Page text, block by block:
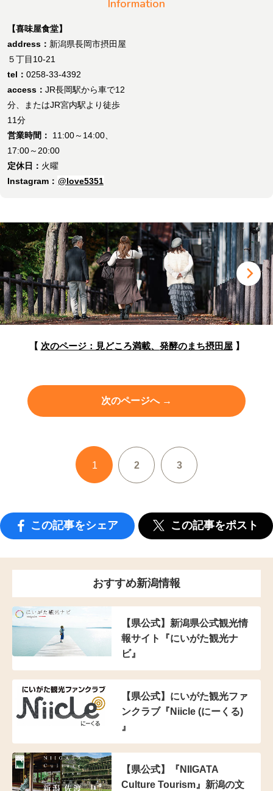
Information
【喜味屋食堂】
address： 新潟県長岡市摂田屋
５丁目10-21
tel： 0258-33-4392
access： JR長岡駅から車で12
分、またはJR宮内駅より徒歩
11分
営業時間：
11:00～14:00、
17:00～20:00
定休日： 火曜
Instagram： @love5351
【 次のページ：見どころ満載、 発酵のまち摂田屋】
次のページへ →
1 2 3
この記事をシェア この記事をポスト
おすすめ新潟情報
【県公式】新潟県公式観光情
報サイト『にいがた観光ナ
ビ』
【県公式】にいがた観光ファ
ンクラブ『Niicle (にーくる)
』
【県公式】『NIIGATA
Culture Tourism』新潟の文